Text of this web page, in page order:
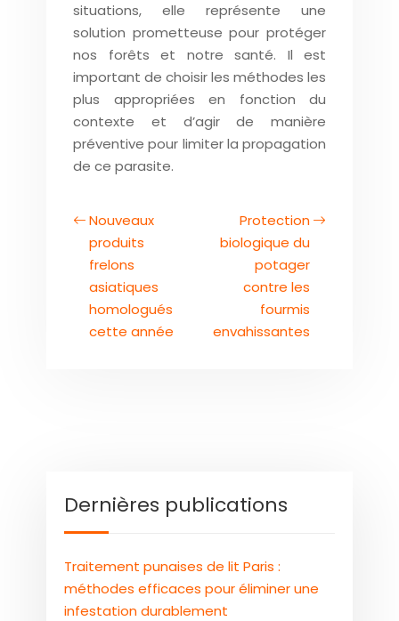
situations, elle représente une
solution prometteuse pour protéger
nos forêts et notre santé. Il est
important de choisir les méthodes les
plus appropriées en fonction du
contexte et d’agir de manière
préventive pour limiter la propagation
de ce parasite.
Nouveaux
produits
frelons
asiatiques
homologués
cette année
Protection
biologique du
potager
contre les
fourmis
envahissantes
Dernières publications
Traitement punaises de lit Paris :
méthodes efficaces pour éliminer une
infestation durablement